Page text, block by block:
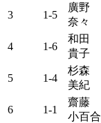
3 1-5
廣野
奈々
4 1-6
和田
貴子
5 1-4
杉森
美紀
6 1-1
齋藤
小百合